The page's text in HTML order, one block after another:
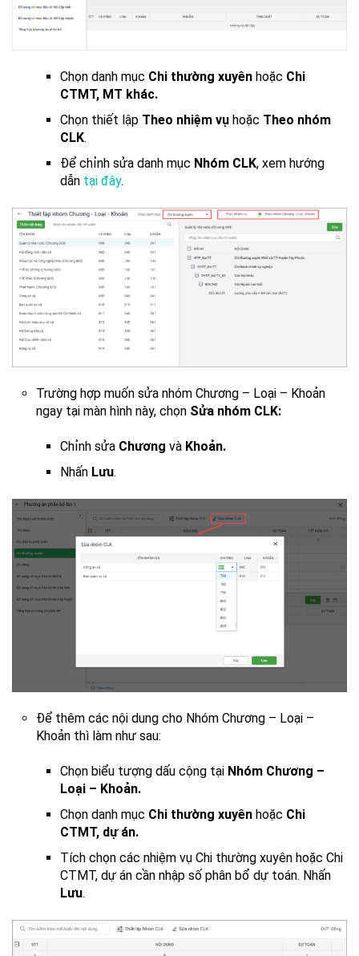
Chọn danh mục Chi thường xuyên hoặc Chi
CTMT, MT khác.
Chọn thiết lập Theo nhiệm vụ hoặc Theo nhóm
CLK.
Để chỉnh sửa danh mục Nhóm CLK, xem hướng
dẫn tại đây.
Trường hợp muốn sửa nhóm Chương – Loại – Khoản
ngay tại màn hình này, chọn Sửa nhóm CLK:
Chỉnh sửa Chương và Khoản.
Nhấn Lưu.
Để thêm các nội dung cho Nhóm Chương – Loại –
Khoản thì làm như sau:
Chọn biểu tượng dấu cộng tại Nhóm Chương –
Loại – Khoản.
Chọn danh mục Chi thường xuyên hoặc Chi
CTMT, dự án.
Tích chọn các nhiệm vụ Chi thường xuyên hoặc Chi
CTMT, dự án cần nhập số phân bổ dự toán. Nhấn
Lưu.